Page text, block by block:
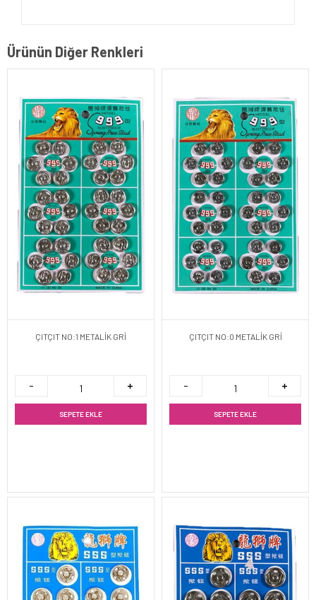
Ürünün Diğer Renkleri
ÇITÇIT NO:1 METALİK GRİ
SEPETE EKLE
ÇITÇIT NO:0 METALİK GRİ
SEPETE EKLE